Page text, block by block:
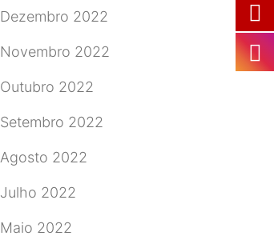
Dezembro 2022
Novembro 2022
Outubro 2022
Setembro 2022
Agosto 2022
Julho 2022
Maio 2022